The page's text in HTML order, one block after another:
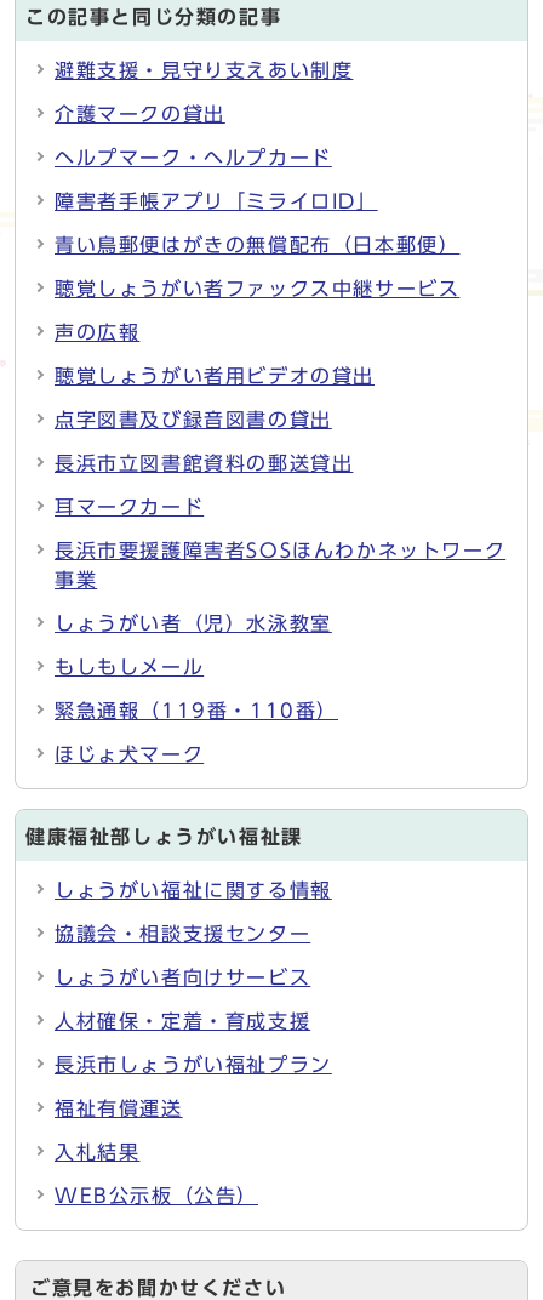
この記事と同じ分類の記事
避難支援・見守り支えあい制度
介護マークの貸出
ヘルプマーク・ヘルプカード
障害者手帳アプリ「ミライロID」
青い鳥郵便はがきの無償配布（日本郵便）
聴覚しょうがい者ファックス中継サービス
声の広報
聴覚しょうがい者用ビデオの貸出
点字図書及び録音図書の貸出
長浜市立図書館資料の郵送貸出
耳マークカード
長浜市要援護障害者SOSほんわかネットワーク
事業
しょうがい者（児）水泳教室
もしもしメール
緊急通報（119番・110番）
ほじょ犬マーク
健康福祉部しょうがい福祉課
しょうがい福祉に関する情報
協議会・相談支援センター
しょうがい者向けサービス
人材確保・定着・育成支援
長浜市しょうがい福祉プラン
福祉有償運送
入札結果
WEB公示板（公告）
ご意見をお聞かせください